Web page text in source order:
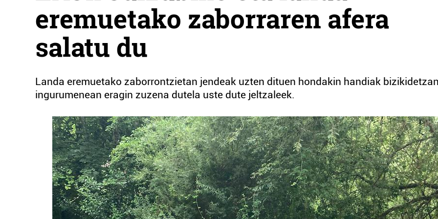
eremuetako zaborraren afera
salatu du
Landa eremuetako zaborrontzietan jendeak uzten dituen hondakin handiak
ingurumenean eragin zuzena dutela uste dute jeltzaleek.